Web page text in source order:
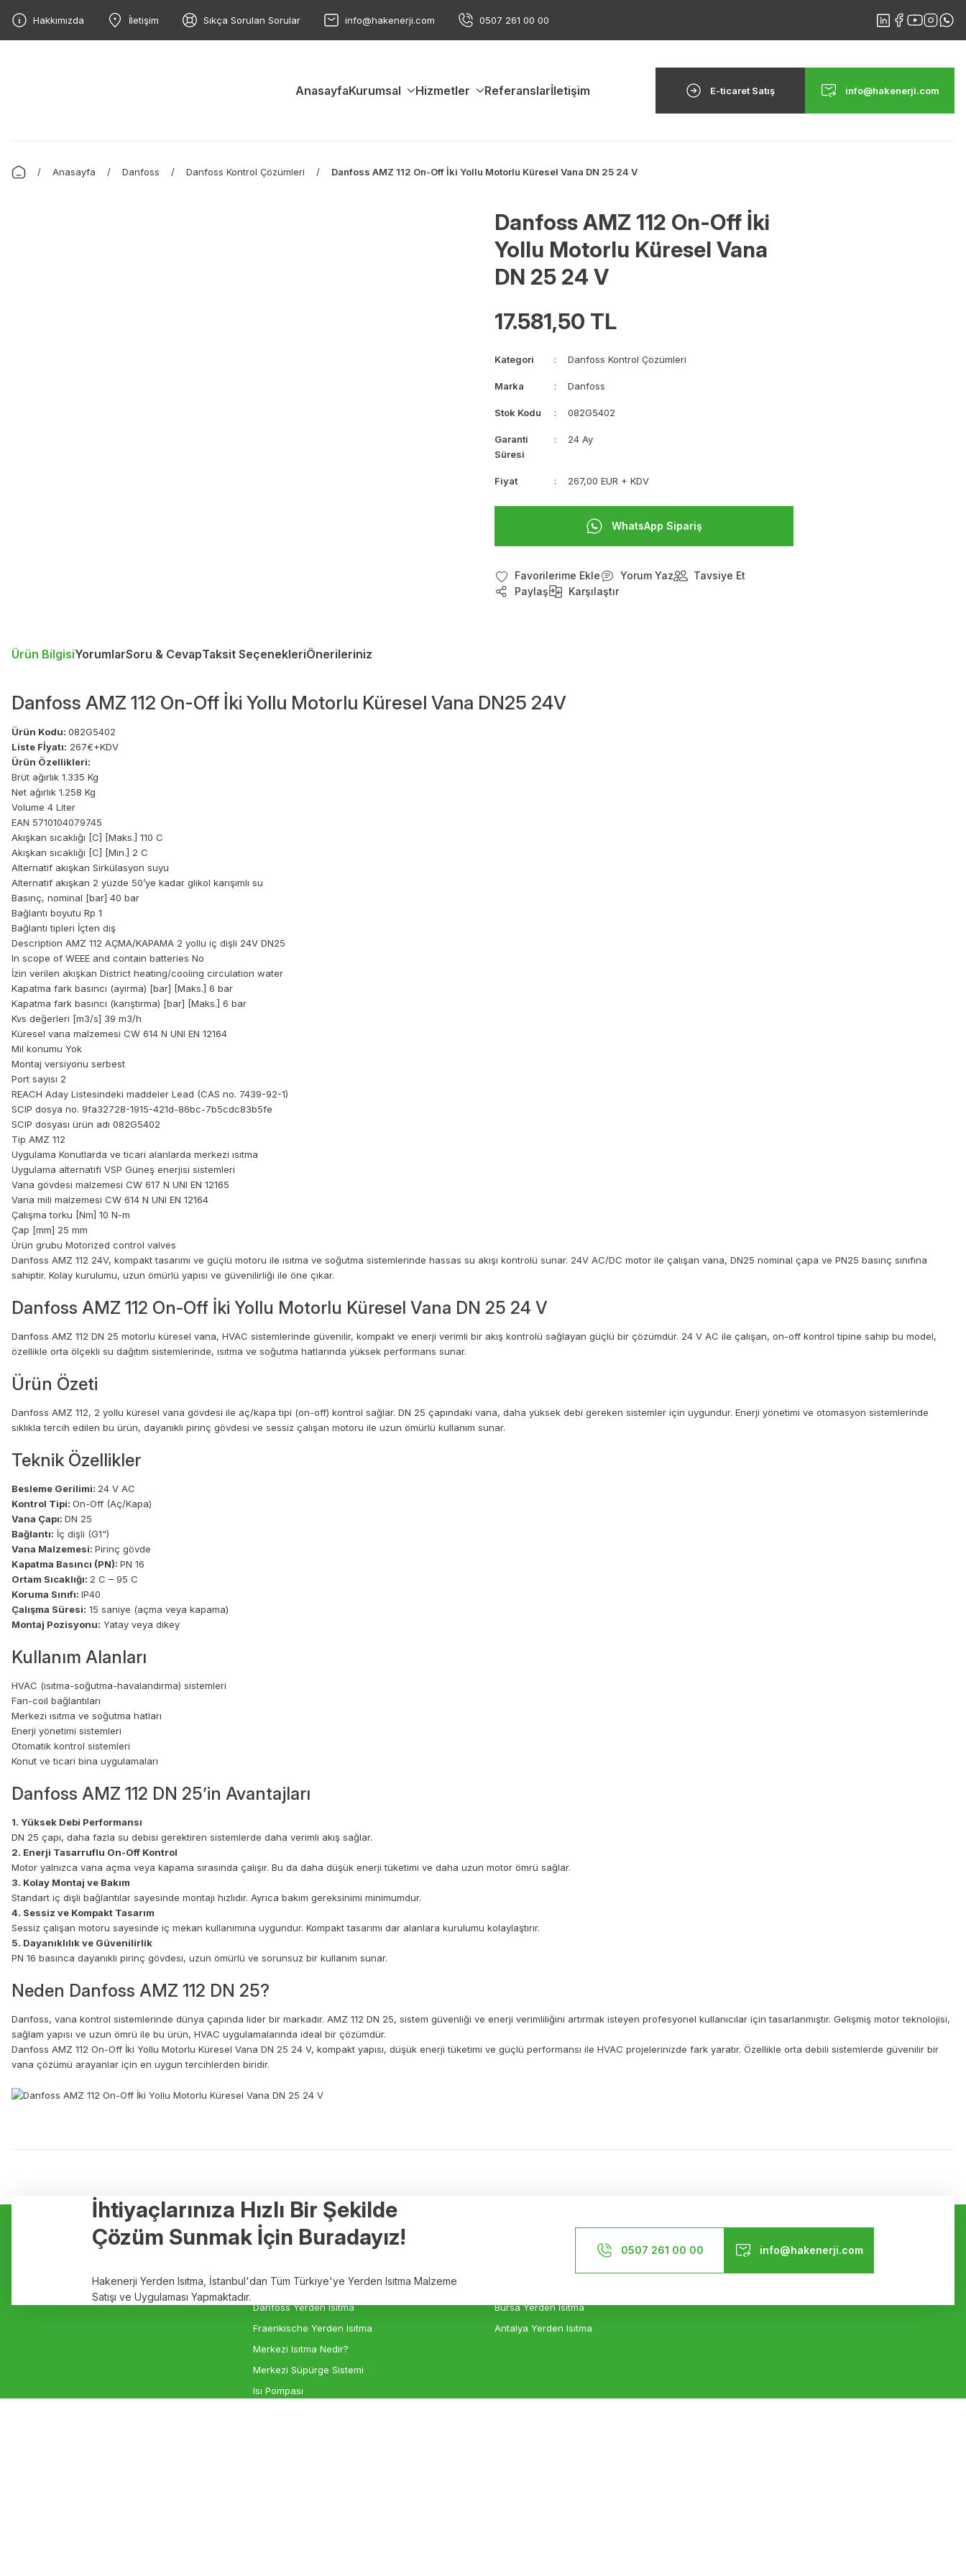
Hakkımızda İletişim Sıkça Sorulan Sorular info@hakenerji.com 0507 261 00 00
AnasayfaKurumsal Hizmetler Referanslarİletişim E-ticaret Satış info@hakenerji.com
Anasayfa Danfoss Danfoss Kontrol Çözümleri Danfoss AMZ 112 On-Off İki Yollu Motorlu Küresel Vana DN 25 24 V
Danfoss AMZ 112 On-Off İki
Yollu Motorlu Küresel Vana
DN 25 24 V
17.581,50 TL
Kategori Danfoss Kontrol Çözümleri
Marka Danfoss
Stok Kodu 082G5402
Garanti
Süresi
24 Ay
Fiyat 267,00 EUR + KDV
WhatsApp Sipariş
Yorum Yaz
Tavsiye Et
Paylaş
Karşılaştır
Ürün BilgisiYorumlarSoru & CevapTaksit SeçenekleriÖnerileriniz
Danfoss AMZ 112 On-Off İki Yollu Motorlu Küresel Vana DN25 24V
Ürün Kodu: 082G5402
Liste Fİyatı: 267€+KDV
Ürün Özellikleri:
Brüt ağırlık 1.335 Kg
Net ağırlık 1.258 Kg
Volume 4 Liter
EAN 5710104079745
Akışkan sıcaklığı [C] [Maks.] 110 C
Akışkan sıcaklığı [C] [Min.] 2 C
Alternatif akışkan Sirkülasyon suyu
Alternatif akışkan 2 yüzde 50’ye kadar glikol karışımlı su
Basınç, nominal [bar] 40 bar
Bağlantı boyutu Rp 1
Bağlantı tipleri İçten diş
Description AMZ 112 AÇMA/KAPAMA 2 yollu iç dişli 24V DN25
In scope of WEEE and contain batteries No
İzin verilen akışkan District heating/cooling circulation water
Kapatma fark basıncı (ayırma) [bar] [Maks.] 6 bar
Kapatma fark basıncı (karıştırma) [bar] [Maks.] 6 bar
Kvs değerleri [m3/s] 39 m3/h
Küresel vana malzemesi CW 614 N UNI EN 12164
Mil konumu Yok
Montaj versiyonu serbest
Port sayısı 2
REACH Aday Listesindeki maddeler Lead (CAS no. 7439-92-1)
SCIP dosya no. 9fa32728-1915-421d-86bc-7b5cdc83b5fe
SCIP dosyası ürün adı 082G5402
Tip AMZ 112
Uygulama Konutlarda ve ticari alanlarda merkezi ısıtma
Uygulama alternatifi VSP Güneş enerjisi sistemleri
Vana gövdesi malzemesi CW 617 N UNI EN 12165
Vana mili malzemesi CW 614 N UNI EN 12164
Çalışma torku [Nm] 10 N-m
Çap [mm] 25 mm
Ürün grubu Motorized control valves
Danfoss AMZ 112 24V, kompakt tasarımı ve güçlü motoru ile ısıtma ve soğutma sistemlerinde hassas su akışı kontrolü sunar. 24V AC/DC motor ile çalışan vana, DN25 nominal çapa ve PN25 basınç sınıfına
sahiptir. Kolay kurulumu, uzun ömürlü yapısı ve güvenilirliği ile öne çıkar.
Danfoss AMZ 112 On-Off İki Yollu Motorlu Küresel Vana DN 25 24 V
Danfoss AMZ 112 DN 25 motorlu küresel vana, HVAC sistemlerinde güvenilir, kompakt ve enerji verimli bir akış kontrolü sağlayan güçlü bir çözümdür. 24 V AC ile çalışan, on-off kontrol tipine sahip bu model,
özellikle orta ölçekli su dağıtım sistemlerinde, ısıtma ve soğutma hatlarında yüksek performans sunar.
Ürün Özeti
Danfoss AMZ 112, 2 yollu küresel vana gövdesi ile aç/kapa tipi (on-off) kontrol sağlar. DN 25 çapındaki vana, daha yüksek debi gereken sistemler için uygundur. Enerji yönetimi ve otomasyon sistemlerinde
sıklıkla tercih edilen bu ürün, dayanıklı pirinç gövdesi ve sessiz çalışan motoru ile uzun ömürlü kullanım sunar.
Teknik Özellikler
Besleme Gerilimi: 24 V AC
Kontrol Tipi: On-Off (Aç/Kapa)
Vana Çapı: DN 25
Bağlantı: İç dişli (G1")
Vana Malzemesi: Pirinç gövde
Kapatma Basıncı (PN): PN 16
Ortam Sıcaklığı: 2 C – 95 C
Koruma Sınıfı: IP40
Çalışma Süresi: 15 saniye (açma veya kapama)
Montaj Pozisyonu: Yatay veya dikey
Kullanım Alanları
HVAC (ısıtma-soğutma-havalandırma) sistemleri
Fan-coil bağlantıları
Merkezi ısıtma ve soğutma hatları
Enerji yönetimi sistemleri
Otomatik kontrol sistemleri
Konut ve ticari bina uygulamaları
Danfoss AMZ 112 DN 25’in Avantajları
1. Yüksek Debi Performansı
DN 25 çapı, daha fazla su debisi gerektiren sistemlerde daha verimli akış sağlar.
2. Enerji Tasarruflu On-Off Kontrol
Motor yalnızca vana açma veya kapama sırasında çalışır. Bu da daha düşük enerji tüketimi ve daha uzun motor ömrü sağlar.
3. Kolay Montaj ve Bakım
Standart iç dişli bağlantılar sayesinde montajı hızlıdır. Ayrıca bakım gereksinimi minimumdur.
4. Sessiz ve Kompakt Tasarım
Sessiz çalışan motoru sayesinde iç mekan kullanımına uygundur. Kompakt tasarımı dar alanlara kurulumu kolaylaştırır.
5. Dayanıklılık ve Güvenilirlik
PN 16 basınca dayanıklı pirinç gövdesi, uzun ömürlü ve sorunsuz bir kullanım sunar.
Neden Danfoss AMZ 112 DN 25?
Danfoss, vana kontrol sistemlerinde dünya çapında lider bir markadır. AMZ 112 DN 25, sistem güvenliği ve enerji verimliliğini artırmak isteyen profesyonel kullanıcılar için tasarlanmıştır. Gelişmiş motor teknolojisi,
sağlam yapısı ve uzun ömrü ile bu ürün, HVAC uygulamalarında ideal bir çözümdür.
Danfoss AMZ 112 On-Off İki Yollu Motorlu Küresel Vana DN 25 24 V, kompakt yapısı, düşük enerji tüketimi ve güçlü performansı ile HVAC projelerinizde fark yaratır. Özellikle orta debili sistemlerde güvenilir bir
vana çözümü arayanlar için en uygun tercihlerden biridir.
Ürün açıklamasında eksik bilgiler bulunuyor.
Ürün bilgilerinde hatalar bulunuyor.
Bu ürüne benzer farklı alternatifler olmalı.
İhtiyaçlarınıza Hızlı Bir Şekilde
Çözüm Sunmak İçin Buradayız!
Hakenerji Yerden Isıtma, İstanbul'dan Tüm Türkiye'ye Yerden Isıtma Malzeme
Satışı ve Uygulaması Yapmaktadır.
0507 261 00 00 info@hakenerji.com
Hizmetler
Yerden Isıtma
Rehau Yerden Isıtma
Danfoss Yerden Isıtma
Fraenkische Yerden Isıtma
Merkezi Isıtma Nedir?
Merkezi Süpürge Sistemi
Isı Pompası
Bursa Yerden Isıtma
Antalya Yerden Isıtma